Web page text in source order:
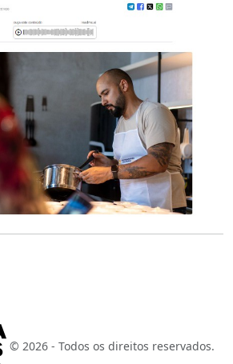
© 2026 - Todos os direitos reservados.